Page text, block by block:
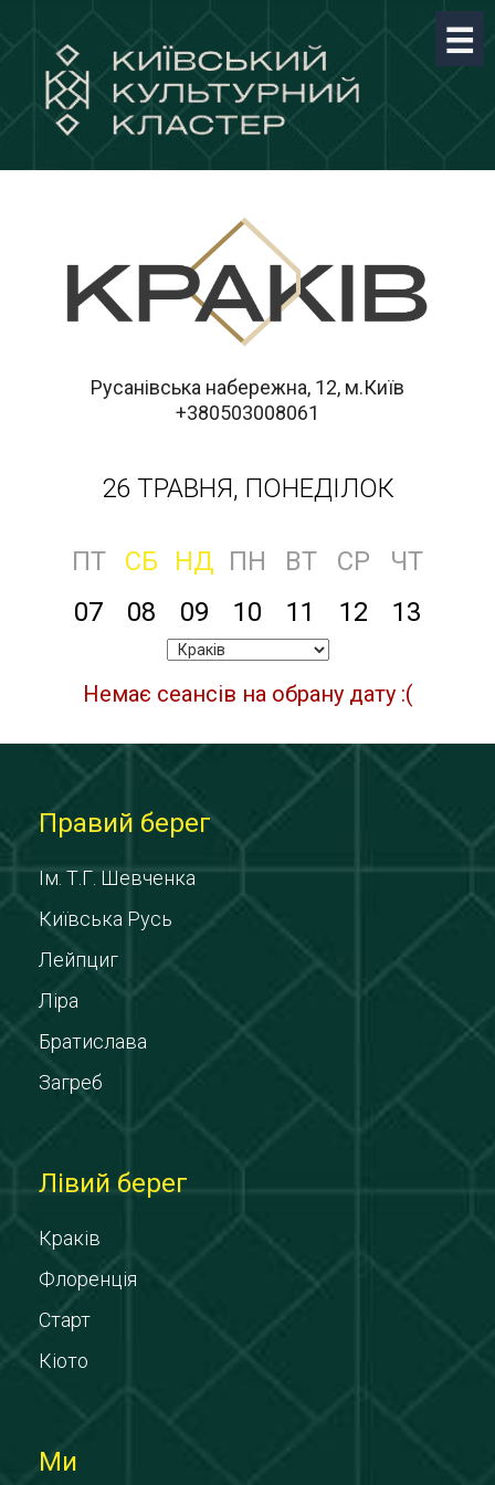
Русанівська набережна, 12, м.Київ
+380503008061
26 ТРАВНЯ, ПОНЕДІЛОК
ПТ СБ НД ПН ВТ СР
ЧТ
07
08 09 10 11 12 13
Немає сеансів на обрану дату :(
Правий берег
Ім. Т.Г. Шевченка
Київська Русь
Лейпциг
Ліра
Братислава
Загреб
Лівий берег
Краків
Флоренція
Старт
Кіото
Ми